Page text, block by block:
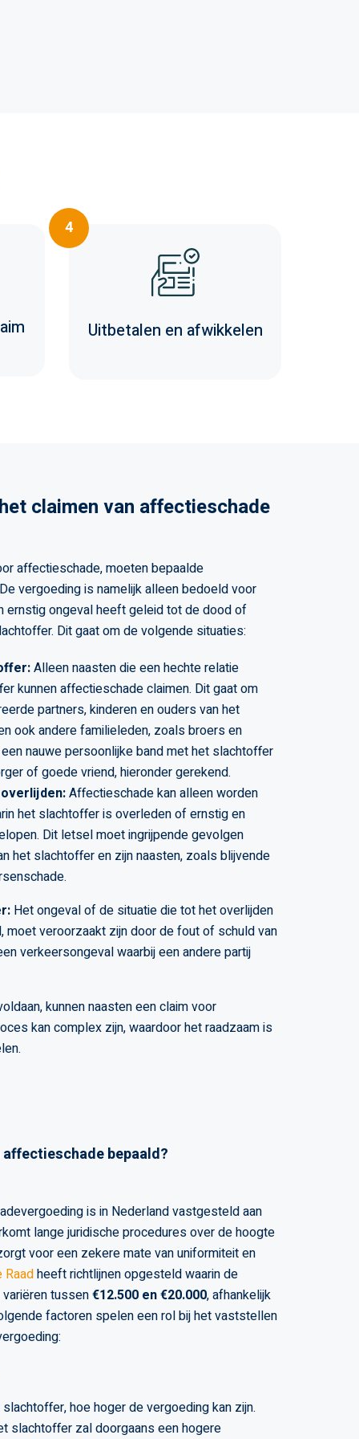
4
Uitbetalen en afwikkelen
claimen van affectieschade
affectieschade, moeten bepaalde
vergoeding is namelijk alleen bedoeld voor
ernstig ongeval heeft geleid tot de dood of
Dit gaat om de volgende situaties:
Alleen naasten die een hechte relatie
kunnen affectieschade claimen. Dit gaat om
partners, kinderen en ouders van het
ook andere familieleden, zoals broers en
nauwe persoonlijke band met het slachtoffer
of goede vriend, hieronder gerekend.
Affectieschade kan alleen worden
het slachtoffer is overleden of ernstig en
Dit letsel moet ingrijpende gevolgen
het slachtoffer en zijn naasten, zoals blijvende
Het ongeval of de situatie die tot het overlijden
veroorzaakt zijn door de fout of schuld van
verkeersongeval waarbij een andere partij
kunnen naasten een claim voor
kan complex zijn, waardoor het raadzaam is
bepaald?
is in Nederland vastgesteld aan
lange juridische procedures over de hoogte
voor een zekere mate van uniformiteit en
heeft richtlijnen opgesteld waarin de
tussen€12.500 en €20.000, afhankelijk
factoren spelen een rol bij het vaststellen
hoe hoger de vergoeding kan zijn.
slachtoffer zal doorgaans een hogere